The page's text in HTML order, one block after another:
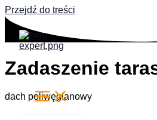
Przejdź do treści
Zadaszenie
dach poliwęglanowy